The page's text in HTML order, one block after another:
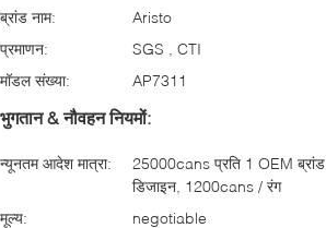
ब्रांड नाम:
Aristo
प्रमाणन:
SGS , CTI
मॉडल संख्या:
AP7311
भुगतान & नौवहन नियमों:
न्यूनतम आदेश मात्रा:
25000cans प्रति 1 OEM ब्रांड
डिजाइन, 1200cans / रंग
मूल्य:
negotiable